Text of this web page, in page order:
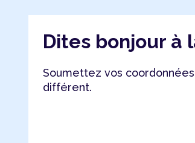
Dites bonjour à
Soumettez vos
différent.